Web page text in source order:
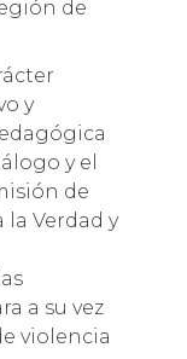
de
y
y el
de
la Verdad y
a su vez
violencia